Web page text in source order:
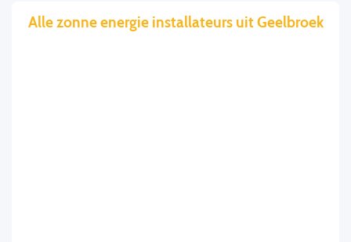
Alle zonne energie installateurs uit Geelbroek